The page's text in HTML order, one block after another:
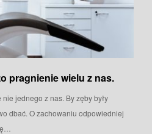
pragnienie wielu z nas.
jednego z nas. By zęby były
dbać. O zachowaniu odpowiedniej